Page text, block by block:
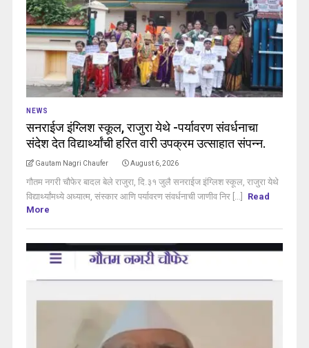
NEWS
सनराईज इंग्लिश स्कूल, राजुरा येथे -पर्यावरण संवर्धनाचा
संदेश देत विद्यार्थ्यांची हरित वारी उपक्रम उत्साहात संपन्न.
Gautam Nagri Chaufer August 6, 2026
गौतम नगरी चौफेर बादल बेले राजुरा, दि.३१ जुलै सनराईज इंग्लिश स्कूल, राजुरा येथे
विद्यार्थ्यांमध्ये अध्यात्म, संस्कार आणि पर्यावरण संवर्धनाची जाणीव निर [...]
Read
More